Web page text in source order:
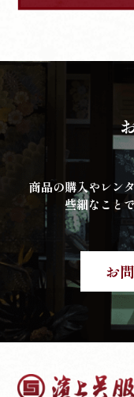
商品の購入やレン
些細なこと
お